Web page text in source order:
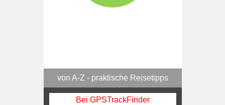
von A-Z - praktische Reisetipps
Bei GPSTrackFinder